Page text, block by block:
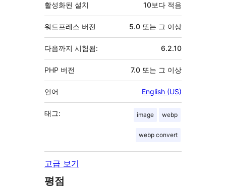
활성화된 설치 10보다 적음
워드프레스 버전 5.0 또는 그 이상
다음까지 시험됨: 6.2.10
PHP 버전 7.0 또는 그 이상
언어 English (US)
태그: image webp
webp convert
고급 보기
평점